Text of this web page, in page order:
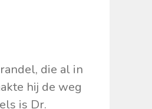
die al in
hij de weg
is Dr.